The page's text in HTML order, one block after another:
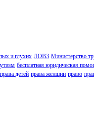
и глухих ЛОВЗ Министерство
бесплатная юридическая
права детей права женщин право